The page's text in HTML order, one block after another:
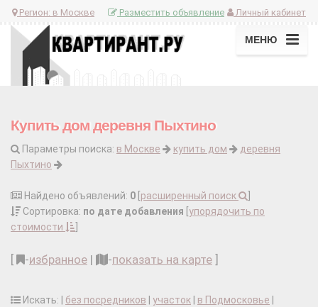
Регион: в Москве Личный кабинет
Разместить объявление
МЕНЮ
Купить дом деревня Пыхтино
Параметры поиска: в Москве купить дом
деревня
Пыхтино
Найдено объявлений: 0 расширенный поиск
Сортировка: по дате добавления упорядочить по
стоимости
-избранное | -показать на карте
Искать: | без посредников участок в Подмосковье